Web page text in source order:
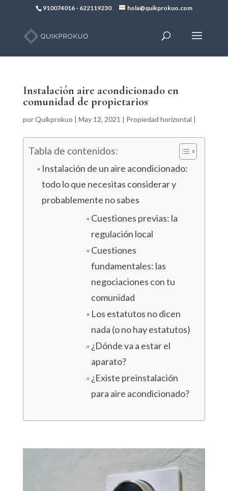
910074016- 622119230 hola@quikprokuo.com
Instalación aire acondicionado en
comunidad de propietarios
porQuikprokuo | May 12, 2021 | Propiedad horizontal |
Tabla de contenidos:
Instalación de un aire acondicionado:
todo lo que necesitas considerar y
probablemente no sabes
Cuestiones previas: la
regulación local
Cuestiones
fundamentales: las
negociaciones con tu
comunidad
Los estatutos no dicen
nada (o no hay estatutos)
¿Dónde va a estar el
aparato?
¿Existe preinstalación
para aire acondicionado?